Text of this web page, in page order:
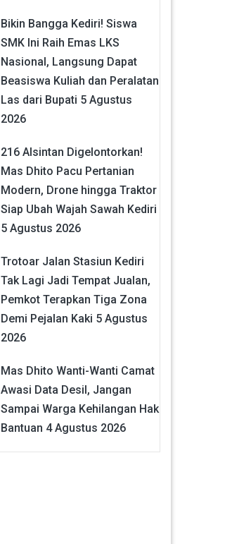
Bikin Bangga Kediri! Siswa
SMK Ini Raih Emas LKS
Nasional, Langsung Dapat
Beasiswa Kuliah dan Peralatan
Las dari Bupati 5 Agustus
2026
216 Alsintan Digelontorkan!
Mas Dhito Pacu Pertanian
Modern, Drone hingga Traktor
Siap Ubah Wajah Sawah Kediri
5 Agustus 2026
Trotoar Jalan Stasiun Kediri
Tak Lagi Jadi Tempat Jualan,
Pemkot Terapkan Tiga Zona
Demi Pejalan Kaki 5 Agustus
2026
Mas Dhito Wanti-Wanti Camat
Awasi Data Desil, Jangan
Sampai Warga Kehilangan Hak
Bantuan 4 Agustus 2026